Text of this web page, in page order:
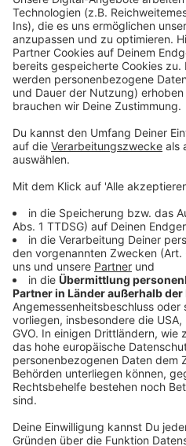
Details durch und
Nutzung des
Video
Mehr
powered by
Kann eine Frau ein NBA-
führen? Isla muss mit vielen
sie weiß sich zu wehren.
Anzeige
©Copyright: Netflix
Eine Frau an der Spitze
nicht leicht...
Anzeige
©Copyright: Netflix
Isla muss auch die Kabine
Anzeige